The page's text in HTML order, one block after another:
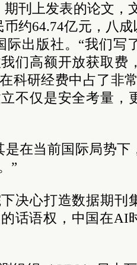
刊上发表的论文，
约64.74亿元，八
际出版社。“我们写
们高额开放获取费
科研经费中占了非
不仅是安全考量，
是在当前国际局势
”
决心打造数据期刊
话语权，中国在AI